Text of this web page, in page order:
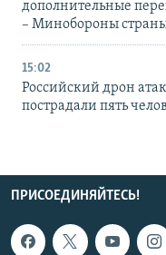
дополнительные
– Минобороны
15:02
Российский дрон
пострадали пять
ПРИСОЕДИНЯЙТЕСЬ!